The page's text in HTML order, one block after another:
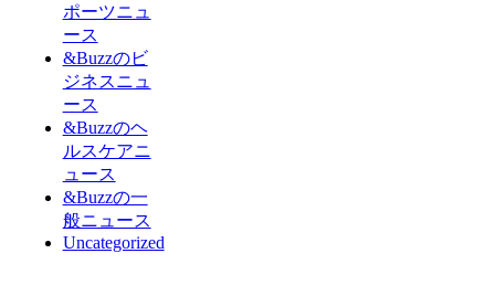
ポーツニュ
ース
&Buzzのビ
ジネスニュ
ース
&Buzzのヘ
ルスケアニ
ュース
&Buzzの一
般ニュース
Uncategorized